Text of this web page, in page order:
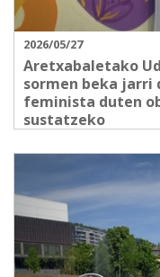
2026/05/27
Aretxabaletako
sormen beka jarri
feminista duten
sustatzeko